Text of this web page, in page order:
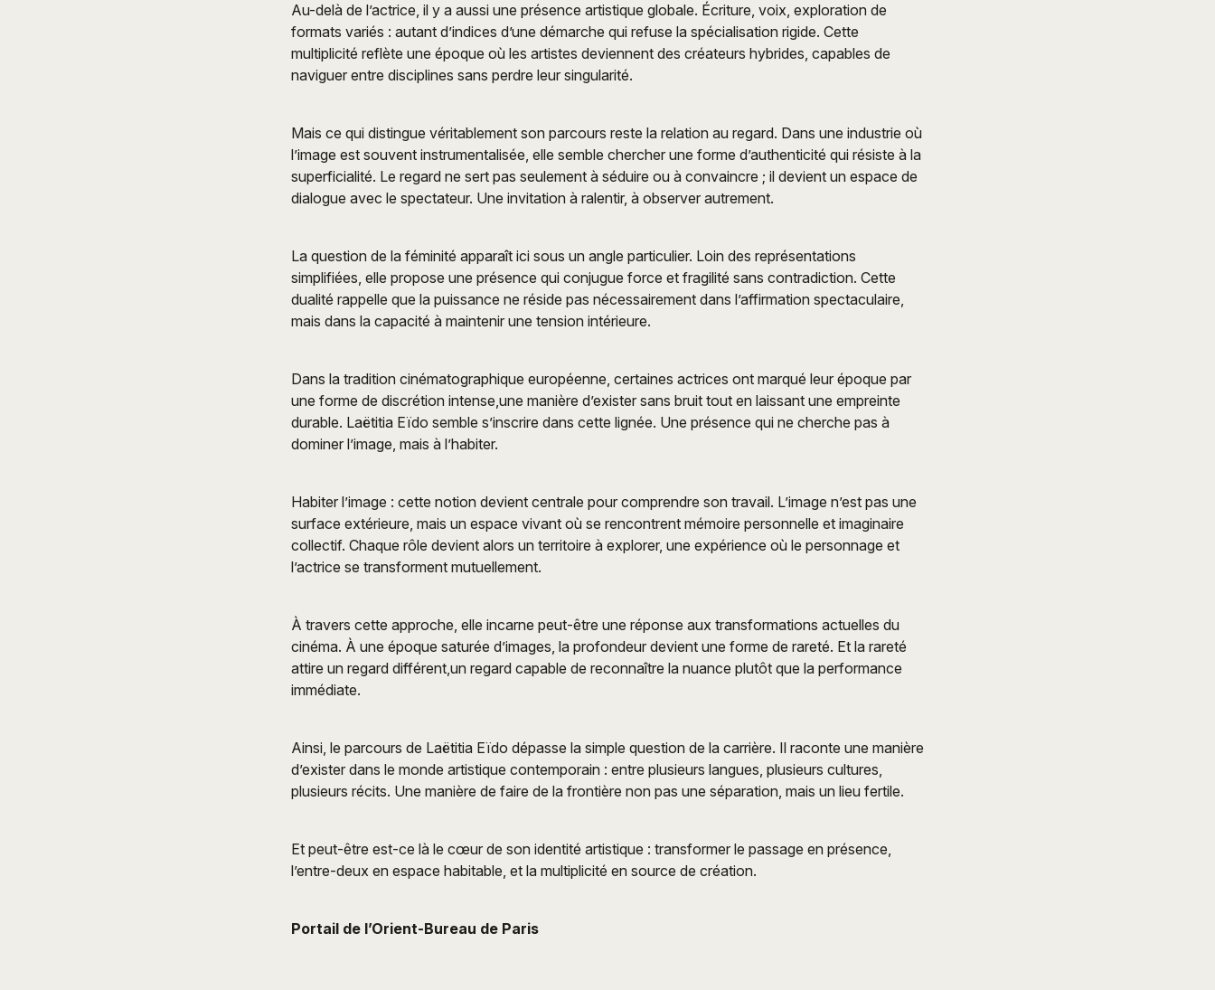
Au-delà de l’actrice, il y a aussi une présence artistique globale. Écriture, voix, exploration de
formats variés : autant d’indices d’une démarche qui refuse la spécialisation rigide. Cette
multiplicité reflète une époque où les artistes deviennent des créateurs hybrides, capables de
naviguer entre disciplines sans perdre leur singularité.
Mais ce qui distingue véritablement son parcours reste la relation au regard. Dans une industrie où
l’image est souvent instrumentalisée, elle semble chercher une forme d’authenticité qui résiste à la
superficialité. Le regard ne sert pas seulement à séduire ou à convaincre ; il devient un espace de
dialogue avec le spectateur. Une invitation à ralentir, à observer autrement.
La question de la féminité apparaît ici sous un angle particulier. Loin des représentations
simplifiées, elle propose une présence qui conjugue force et fragilité sans contradiction. Cette
dualité rappelle que la puissance ne réside pas nécessairement dans l’affirmation spectaculaire,
mais dans la capacité à maintenir une tension intérieure.
Dans la tradition cinématographique européenne, certaines actrices ont marqué leur époque par
une forme de discrétion intense,une manière d’exister sans bruit tout en laissant une empreinte
durable. Laëtitia Eïdo semble s’inscrire dans cette lignée. Une présence qui ne cherche pas à
dominer l’image, mais à l’habiter.
Habiter l’image : cette notion devient centrale pour comprendre son travail. L’image n’est pas une
surface extérieure, mais un espace vivant où se rencontrent mémoire personnelle et imaginaire
collectif. Chaque rôle devient alors un territoire à explorer, une expérience où le personnage et
l’actrice se transforment mutuellement.
À travers cette approche, elle incarne peut-être une réponse aux transformations actuelles du
cinéma. À une époque saturée d’images, la profondeur devient une forme de rareté. Et la rareté
attire un regard différent,un regard capable de reconnaître la nuance plutôt que la performance
immédiate.
Ainsi, le parcours de Laëtitia Eïdo dépasse la simple question de la carrière. Il raconte une manière
d’exister dans le monde artistique contemporain : entre plusieurs langues, plusieurs cultures,
plusieurs récits. Une manière de faire de la frontière non pas une séparation, mais un lieu fertile.
Et peut-être est-ce là le cœur de son identité artistique : transformer le passage en présence,
l’entre-deux en espace habitable, et la multiplicité en source de création.
Portail de l’Orient-Bureau de Paris